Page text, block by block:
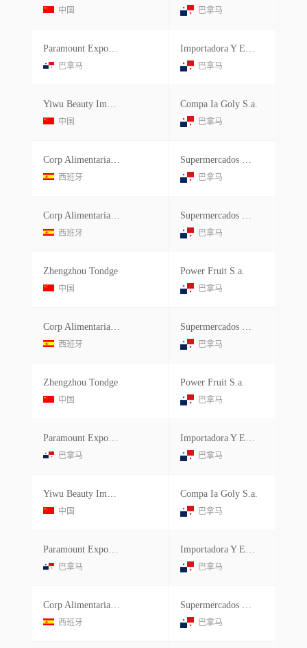
中国 巴拿马
Paramount Export Co
巴拿马
Importadora Y Exp Hermanos Gago S.a.
巴拿马
Yiwu Beauty Imports&exp Co.ltd.
中国
Compa Ia Goly S.a.
巴拿马
Corp Alimentaria Vima S.l.
西班牙
Supermercados Xtra S.a.
巴拿马
Corp Alimentaria Vima S.l.
西班牙
Supermercados Xtra S.a.
巴拿马
Zhengzhou Tondge
中国
Power Fruit S.a.
巴拿马
Corp Alimentaria Vima S.l.
西班牙
Supermercados Xtra S.a.
巴拿马
Zhengzhou Tondge
中国
Power Fruit S.a.
巴拿马
Paramount Export Co
巴拿马
Importadora Y Exp Hermanos Gago S.a.
巴拿马
Yiwu Beauty Imports&exp Co.ltd.
中国
Compa Ia Goly S.a.
巴拿马
Paramount Export Co
巴拿马
Importadora Y Exp Hermanos Gago S.a.
巴拿马
Corp Alimentaria Vima S.l.
西班牙
Supermercados Xtra S.a.
巴拿马